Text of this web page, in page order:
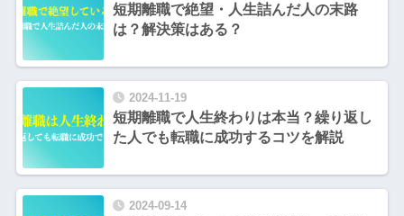
短期離職で絶望・人生詰んだ人の末路
は？解決策はある？
2024-11-19
短期離職で人生終わりは本当？繰り返し
た人でも転職に成功するコツを解説
2024-09-14